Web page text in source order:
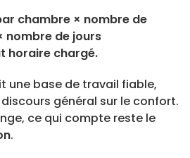
chambre × nombre de
nombre de jours
horaire chargé.
une base de travail fiable,
général sur le confort.
ce qui compte reste le
.